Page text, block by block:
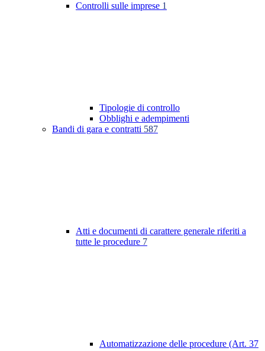
Controlli sulle imprese 1
Tipologie di controllo
Obblighi e adempimenti
Bandi di gara e contratti 587
Atti e documenti di carattere generale riferiti a
tutte le procedure 7
Automatizzazione delle procedure (Art. 37